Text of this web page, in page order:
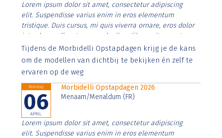
Lorem ipsum dolor sit amet, consectetur adipiscing
elit. Suspendisse varius enim in eros elementum
tristique. Duis cursus, mi quis viverra ornare, eros dolor
interdum nulla, ut commodo diam libero vitae erat.
Aenean faucibus nibh et justo cursus id rutrum lorem
imperdiet. Nunc ut sem vitae risus tristique posuere.
Tijdens de Morbidelli Opstapdagen krijg je de kans
om de modellen van dichtbij te bekijken én zelf te
ervaren op de weg
Monday
06
APRIL
Morbidelli Opstapdagen 2026
Menaam/Menaldum (FR)
Lorem ipsum dolor sit amet, consectetur adipiscing
elit. Suspendisse varius enim in eros elementum